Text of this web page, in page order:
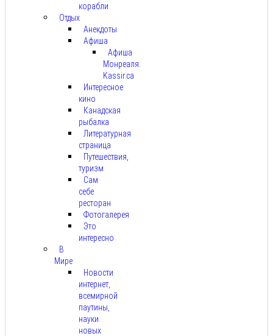
корабли
Отдых
Анекдоты
Афиша
Афиша
Монреаля:
Kassir.ca
Интересное
кино
Канадская
рыбалка
Литературная
страница
Путешествия,
туризм
Сам
себе
ресторан
Фотогалерея
Это
интересно
В
Мире
Новости
интернет,
всемирной
паутины,
науки.
новых